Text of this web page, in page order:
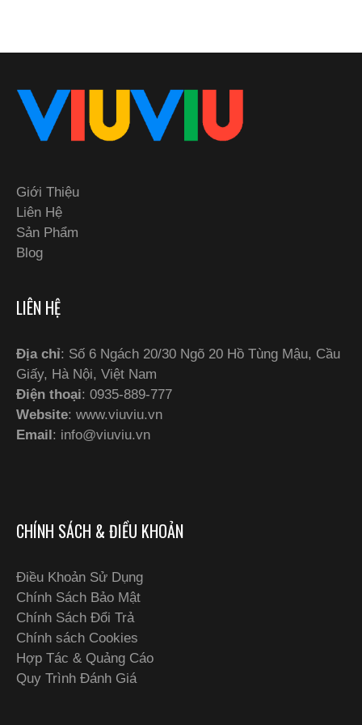
Giới Thiệu
Liên Hệ
Sản Phẩm
Blog
LIÊN HỆ
Địa chỉ: Số 6 Ngách 20/30 Ngõ 20 Hồ Tùng Mậu, Cầu
Giấy, Hà Nội, Việt Nam
Điện thoại: 0935-889-777
Website: www.viuviu.vn
Email : info@viuviu.vn
CHÍNH SÁCH & ĐIỀU KHOẢN
Điều Khoản Sử Dụng
Chính Sách Bảo Mật
Chính Sách Đổi Trả
Chính sách Cookies
Hợp Tác & Quảng Cáo
Quy Trình Đánh Giá